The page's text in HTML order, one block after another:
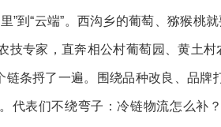
”到“云端”。西沟乡的葡萄、猕猴桃
技专家，直奔相公村葡萄园、黄土
链条捋了一遍。围绕品种改良、品牌
代表们不绕弯子：冷链物流怎么补